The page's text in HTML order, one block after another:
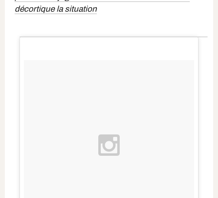
décortique la situation